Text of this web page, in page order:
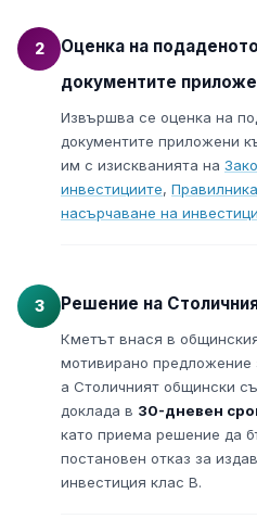
2
Оценка на
документите
Извършва се оценка на
документите приложени
им с изискванията на
инвестициите,
насърчаване на
3 Решение на
Кметът внася в
мотивирано предложение
а Столичният общински
доклада в 30-дневен
като приема решение да
постановен отказ за
инвестиция клас В.